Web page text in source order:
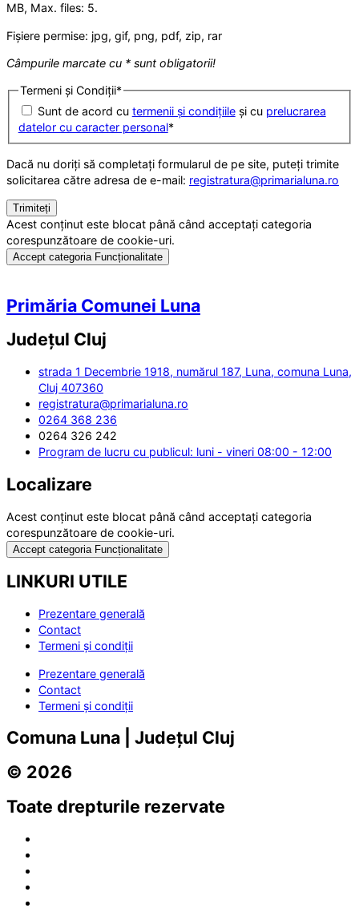
MB, Max. files: 5.
Fișiere permise: jpg, gif, png, pdf, zip, rar
Câmpurile marcate cu * sunt obligatorii!
Termeni și Condiții*
Sunt de acord cu termenii și condițiileși cu prelucrarea
datelor cu caracter personal*
Dacă nu doriți să completați formularul de pe site, puteți trimite
solicitarea către adresa de e-mail: registratura@primarialuna.ro
Acest conținut este blocat până când acceptați categoria
corespunzătoare de cookie-uri.
Accept categoria Funcționalitate
Primăria Comunei Luna
Județul Cluj
strada 1 Decembrie 1918, numărul 187, Luna, comuna Luna,
Cluj 407360
registratura@primarialuna.ro
0264 368 236
0264 326 242
Program de lucru cu publicul: luni - vineri 08:00 - 12:00
Localizare
Acest conținut este blocat până când acceptați categoria
corespunzătoare de cookie-uri.
Accept categoria Funcționalitate
LINKURI UTILE
Prezentare generală
Contact
Termeni și condiții
Prezentare generală
Contact
Termeni și condiții
Comuna Luna | Județul Cluj
© 2026
Toate drepturile rezervate